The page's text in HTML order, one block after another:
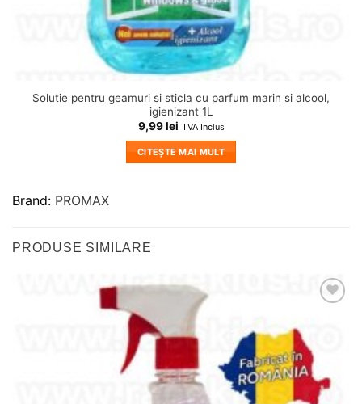
Solutie pentru geamuri si sticla cu parfum marin si alcool,
igienizant 1L
9,99lei TVA Inclus
CITEȘTE MAI MULT
Brand: PROMAX
PRODUSE SIMILARE
wishlist!